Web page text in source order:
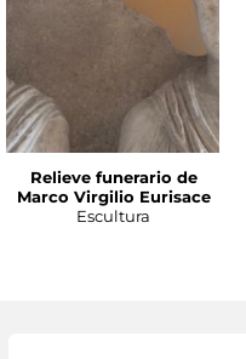
Relieve funerario de
Marco Virgilio Eurisace
Escultura